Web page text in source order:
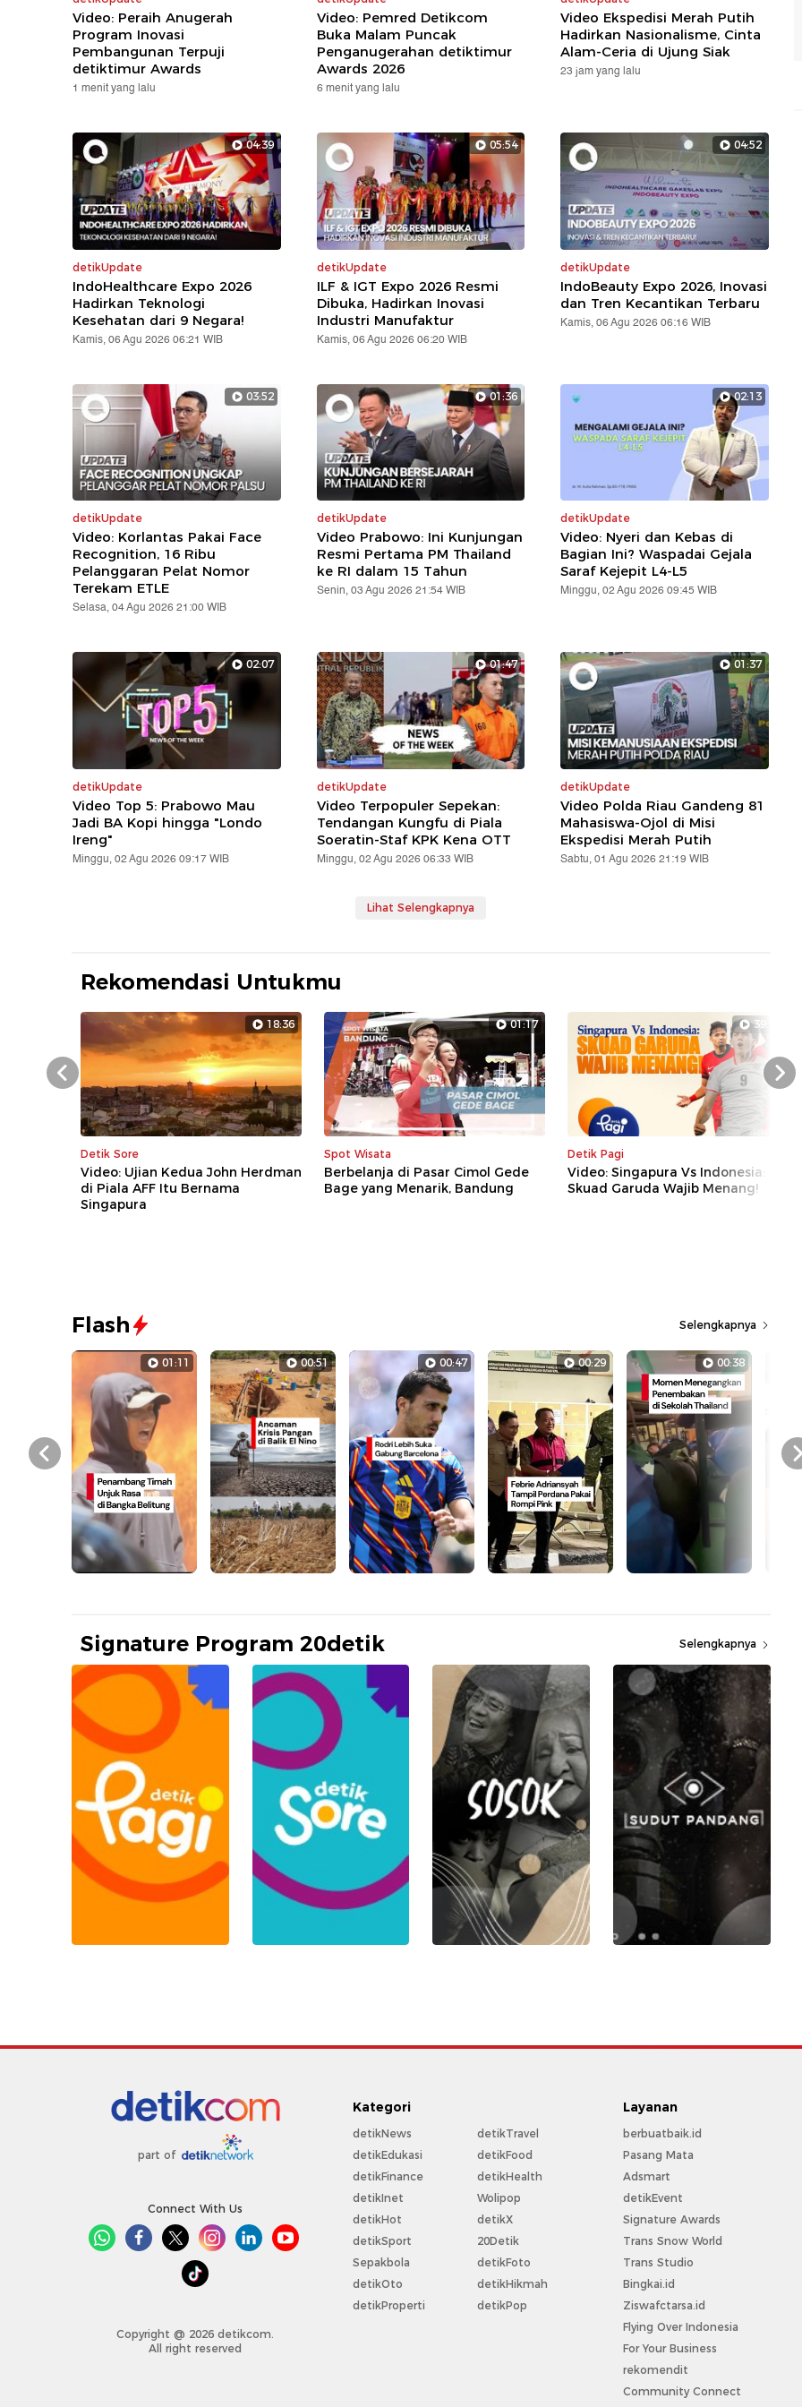
Video: Peraih Anugerah
Program Inovasi
Pembangunan Terpuji
detiktimur Awards
1 menit yang lalu
Video: Pemred Detikcom
Buka Malam Puncak
Penganugerahan detiktimur
Awards 2026
6 menit yang lalu
Video Ekspedisi Merah Putih
Hadirkan Nasionalisme, Cinta
Alam-Ceria di Ujung Siak
23 jam yang lalu
04:39
detikUpdate
IndoHealthcare Expo 2026
Hadirkan Teknologi
Kesehatan dari 9 Negara!
Kamis, 06 Agu 2026 06:21 WIB
05:54
detikUpdate
ILF & IGT Expo 2026 Resmi
Dibuka, Hadirkan Inovasi
Industri Manufaktur
Kamis, 06 Agu 2026 06:20 WIB
04:52
detikUpdate
IndoBeauty Expo 2026, Inovasi
dan Tren Kecantikan Terbaru
Kamis, 06 Agu 2026 06:16 WIB
03:52
detikUpdate
Video: Korlantas Pakai Face
Recognition, 16 Ribu
Pelanggaran Pelat Nomor
Terekam ETLE
Selasa, 04 Agu 2026 21:00 WIB
01:36
detikUpdate
Video Prabowo: Ini Kunjungan
Resmi Pertama PM Thailand
ke RI dalam 15 Tahun
Senin, 03 Agu 2026 21:54 WIB
02:13
detikUpdate
Video: Nyeri dan Kebas di
Bagian Ini? Waspadai Gejala
Saraf Kejepit L4-L5
Minggu, 02 Agu 2026 09:45 WIB
02:07
detikUpdate
Video Top 5: Prabowo Mau
Jadi BA Kopi hingga "Londo
Ireng"
Minggu, 02 Agu 2026 09:17 WIB
01:47
detikUpdate
Video Terpopuler Sepekan:
Tendangan Kungfu di Piala
Soeratin-Staf KPK Kena OTT
Minggu, 02 Agu 2026 06:33 WIB
01:37
detikUpdate
Video Polda Riau Gandeng 81
Mahasiswa-Ojol di Misi
Ekspedisi Merah Putih
Sabtu, 01 Agu 2026 21:19 WIB
Lihat Selengkapnya
Rekomendasi Untukmu
18:36
Detik Sore
Video: Ujian Kedua John Herdman
di Piala AFF Itu Bernama
Singapura
01:17
Spot Wisata
Berbelanja di Pasar Cimol Gede
Bage yang Menarik, Bandung
39:04
Detik Pagi
Video: Singapura Vs Indonesia:
Skuad Garuda Wajib Menang!
Prev Next
Flash Selengkapnya
01:11 00:51 00:47 00:29 00:38
Prev
Signature Program 20detik Selengkapnya
part of
Connect With Us
Copyright @ 2026 detikcom.
All right reserved
Kategori
detikNews
detikEdukasi
detikFinance
detikInet
detikHot
detikSport
Sepakbola
detikOto
detikProperti
detikTravel
detikFood
detikHealth
Wolipop
detikX
20Detik
detikFoto
detikHikmah
detikPop
Layanan
berbuatbaik.id
Pasang Mata
Adsmart
detikEvent
Signature Awards
Trans Snow World
Trans Studio
Bingkai.id
Ziswafctarsa.id
Flying Over Indonesia
For Your Business
rekomendit
Community Connect